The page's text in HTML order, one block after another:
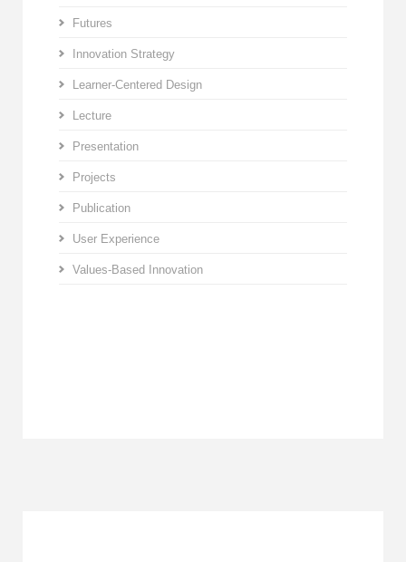
Futures
Innovation Strategy
Learner-Centered Design
Lecture
Presentation
Projects
Publication
User Experience
Values-Based Innovation